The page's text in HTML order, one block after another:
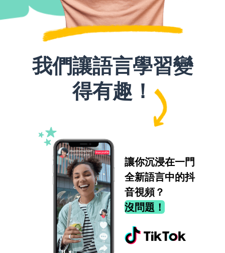
我們讓語言學習變
得有趣！
讓你沉浸在一門
全新語言中的抖
音視頻？
沒問題！